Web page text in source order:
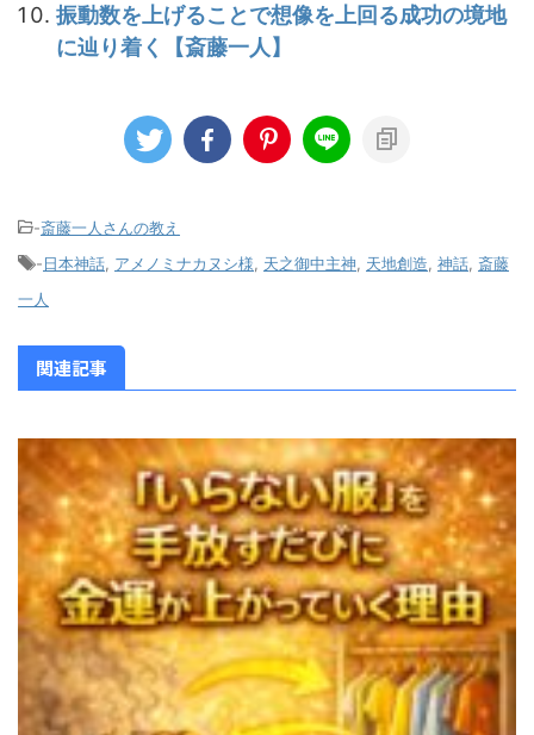
振動数を上げることで想像を上回る成功の境地
に辿り着く【斎藤一人】
-斎藤一人さんの教え
-日本神話, アメノミナカヌシ様, 天之御中主神, 天地創造, 神話, 斎藤
一人
関連記事